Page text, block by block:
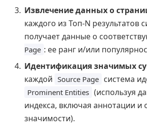
Извлечение данных о
каждого из Топ-N результатов
получает данные о
Page : ее ранг и/или
Идентификация значимых
каждой Source Page система
Prominent Entities (используя
индекса, включая аннотации и
значимости).